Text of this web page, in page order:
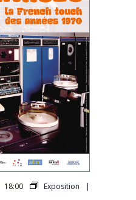
18:00
Exposition |